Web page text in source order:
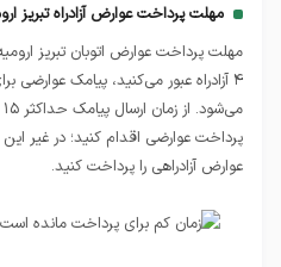
مهلت پرداخت عوارض آزادراه تبریز
۴ آزادراه عبور می‌کنید، پیامک عوارضی
پرداخت عوارضی اقدام کنید؛ در غیر
عوارض آزادراهی را پرداخت کنید.